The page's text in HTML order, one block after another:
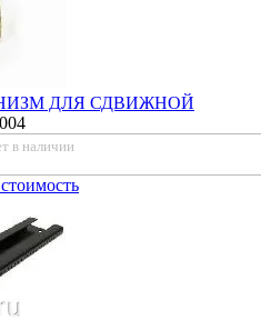
ДЛЯ СДВИЖНОЙ
в наличии